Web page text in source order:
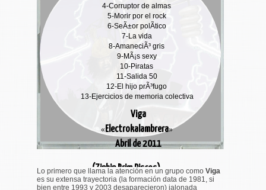
4-Corruptor de almas
5-Morir por el rock
6-SeÃ±or polÃ­tico
7-La vida
8-AmaneciÃ³ gris
9-MÃ¡s sexy
10-Piratas
11-Salida 50
12-El hijo prÃ³fugo
13-Ejercicios de memoria colectiva
Viga
« Electrokalambrera»
Abril de 2011
(Zinkin Prim Discos)
Lo primero que llama la atención en un grupo como Viga
es su extensa trayectoria (la formación data de 1981, si
bien entre 1993 y 2003 desaparecieron) jalonada